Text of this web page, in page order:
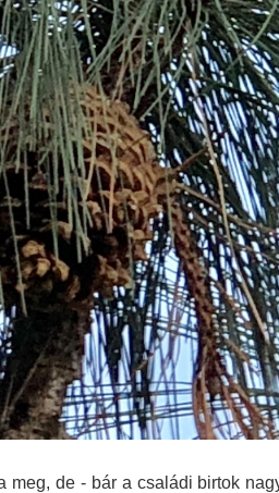
meg, de - bár a családi birtok